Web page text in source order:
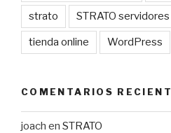
strato STRATO servidores
tienda online WordPress
COMENTARIOS
joach en STRATO